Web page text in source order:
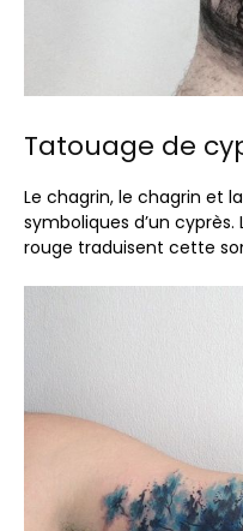
Tatouage de
Le chagrin, le chagrin et
symboliques d’un
rouge traduisent cette